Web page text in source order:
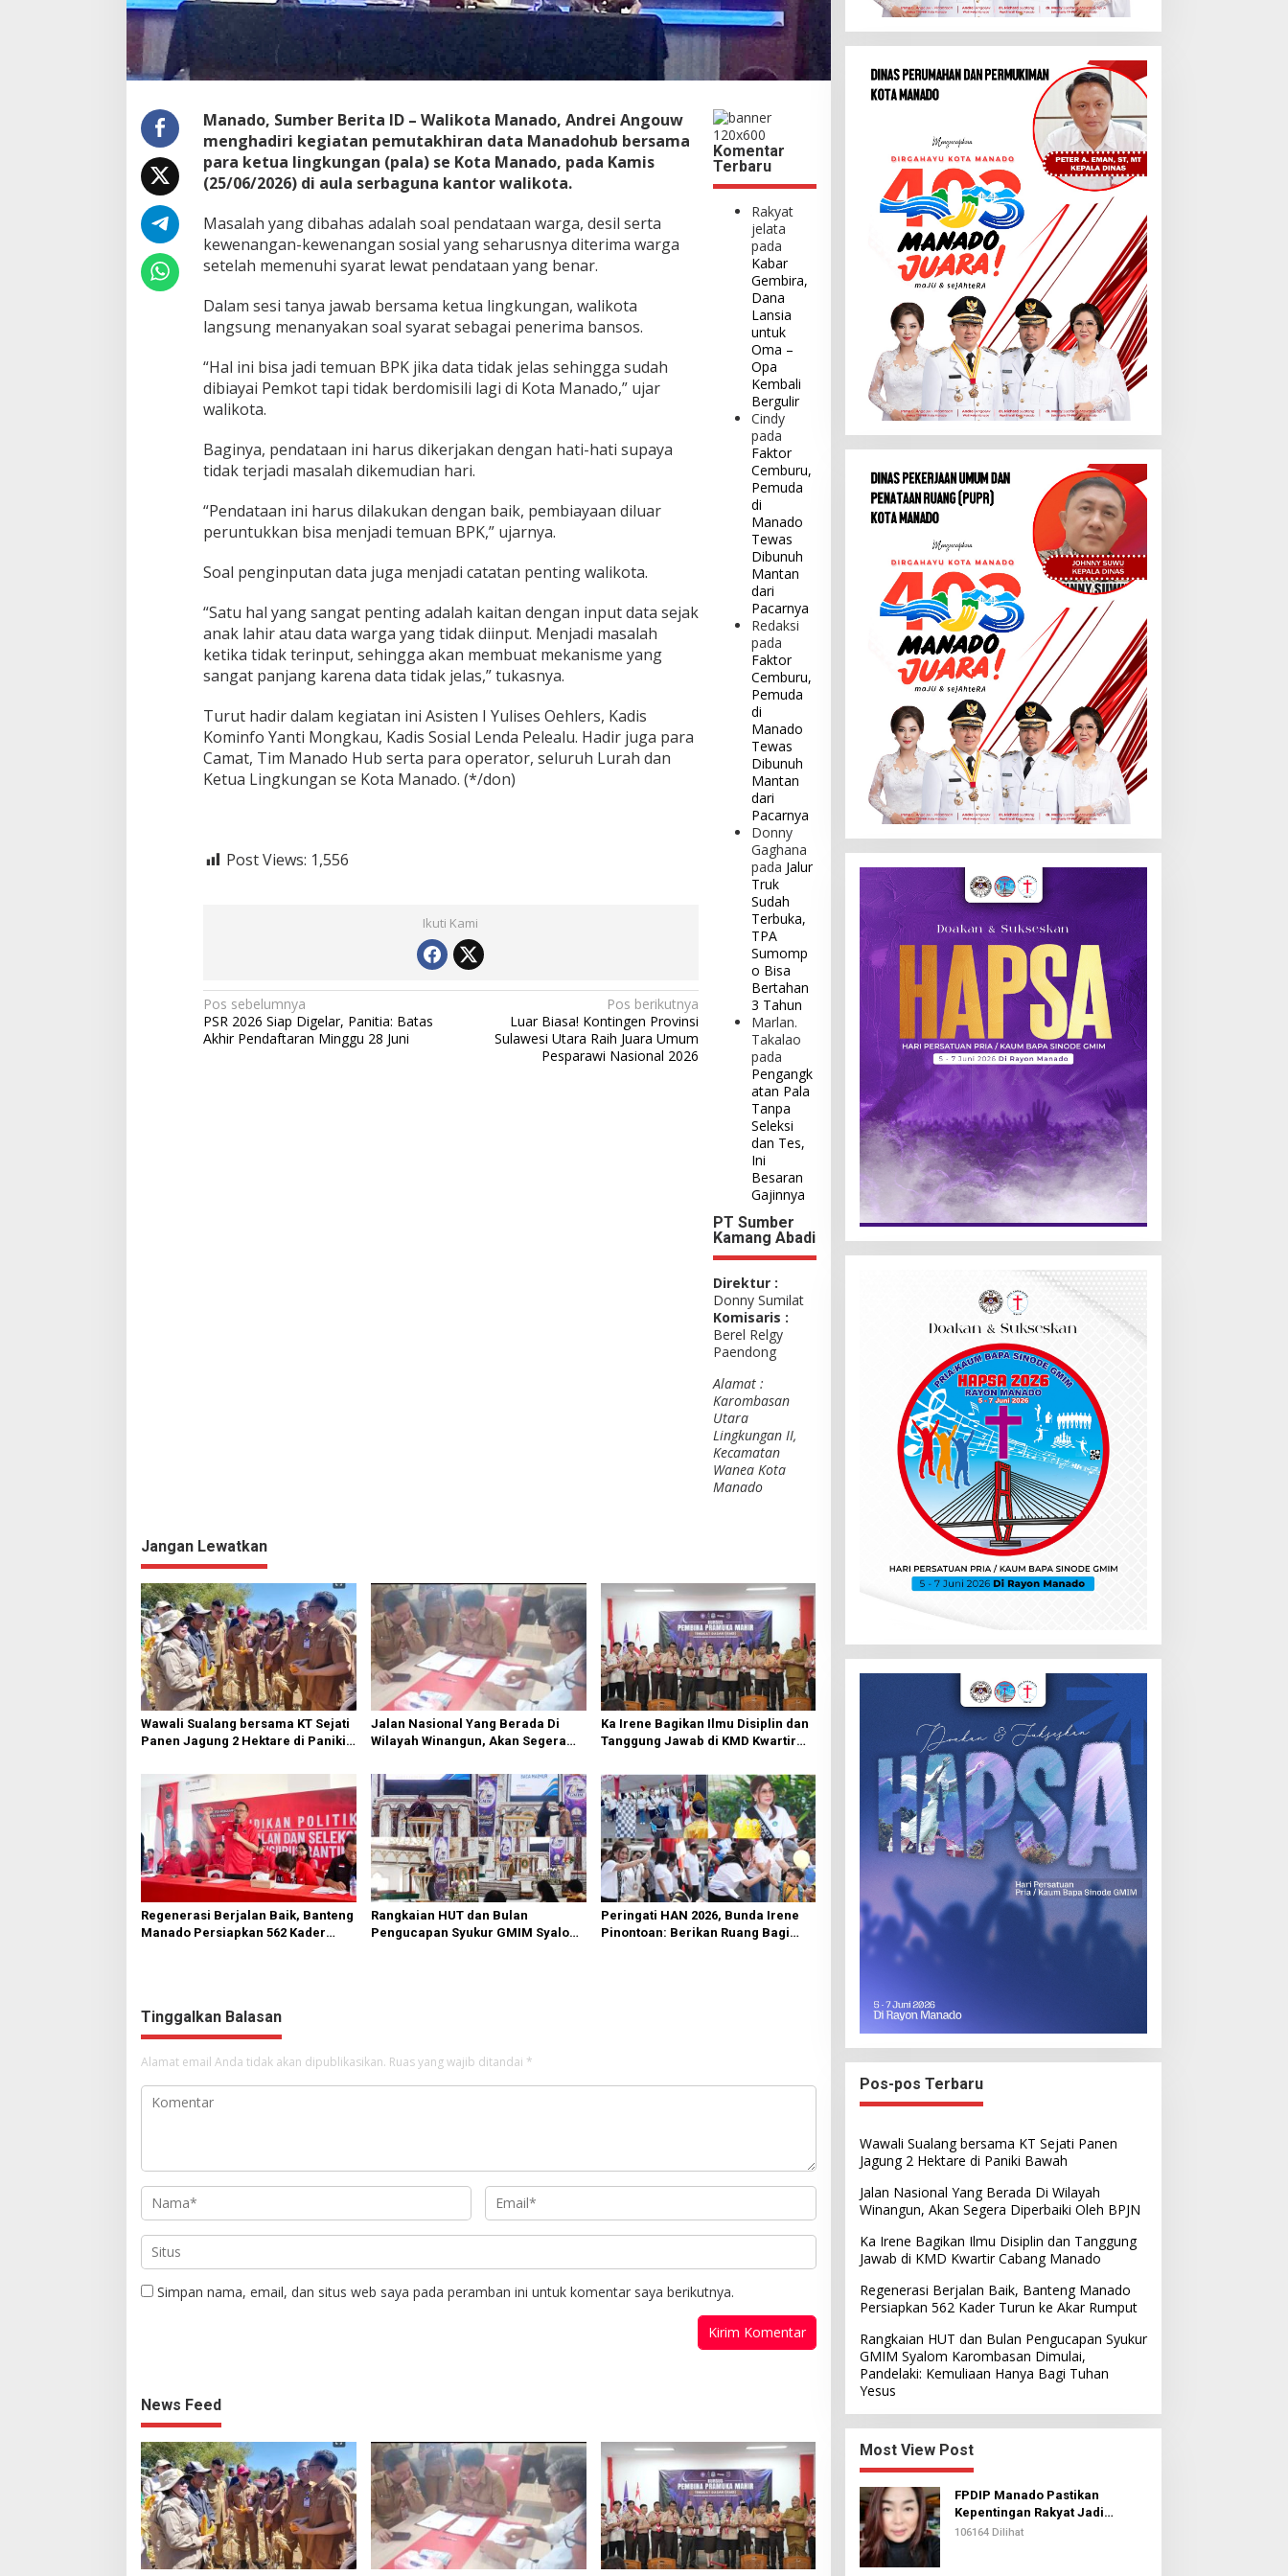
n
p
u
a
n
D
a
t
D
e
s
i
J
a
a
n
m
a
S
a
a
h
Manado, Sumber Berita ID – Walikota Manado, Andrei Angouw
menghadiri kegiatan pemutakhiran data Manadohub bersama
para ketua lingkungan (pala) se Kota Manado, pada Kamis
(25/06/2026) di aula serbaguna kantor walikota.
Masalah yang dibahas adalah soal pendataan warga, desil serta
kewenangan-kewenangan sosial yang seharusnya diterima warga
setelah memenuhi syarat lewat pendataan yang benar.
Dalam sesi tanya jawab bersama ketua lingkungan, walikota
langsung menanyakan soal syarat sebagai penerima bansos.
“Hal ini bisa jadi temuan BPK jika data tidak jelas sehingga sudah
dibiayai Pemkot tapi tidak berdomisili lagi di Kota Manado,” ujar
walikota.
Baginya, pendataan ini harus dikerjakan dengan hati-hati supaya
tidak terjadi masalah dikemudian hari.
“Pendataan ini harus dilakukan dengan baik, pembiayaan diluar
peruntukkan bisa menjadi temuan BPK,” ujarnya.
Soal penginputan data juga menjadi catatan penting walikota.
“Satu hal yang sangat penting adalah kaitan dengan input data sejak
anak lahir atau data warga yang tidak diinput. Menjadi masalah
ketika tidak terinput, sehingga akan membuat mekanisme yang
sangat panjang karena data tidak jelas,” tukasnya.
Turut hadir dalam kegiatan ini Asisten I Yulises Oehlers, Kadis
Kominfo Yanti Mongkau, Kadis Sosial Lenda Pelealu. Hadir juga para
Camat, Tim Manado Hub serta para operator, seluruh Lurah dan
Ketua Lingkungan se Kota Manado. (*/don)
Post Views: 1,556
Ikuti Kami
N
a
Pos sebelumnya
PSR 2026 Siap Digelar, Panitia: Batas
Akhir Pendaftaran Minggu 28 Juni
Pos berikutnya
Luar Biasa! Kontingen Provinsi
Sulawesi Utara Raih Juara Umum
Pesparawi Nasional 2026
Komentar
Terbaru
Rakyat
jelata
pada
Kabar
Gembira,
Dana
Lansia
untuk
Oma –
Opa
Kembali
Bergulir
Cindy
pada
Faktor
Cemburu,
Pemuda
di
Manado
Tewas
Dibunuh
Mantan
dari
Pacarnya
Redaksi
pada
Faktor
Cemburu,
Pemuda
di
Manado
Tewas
Dibunuh
Mantan
dari
Pacarnya
Donny
Gaghana
pada Jalur
Truk
Sudah
Terbuka,
TPA
Sumomp
o Bisa
Bertahan
3 Tahun
Marlan.
Takalao
pada
Pengangk
atan Pala
Tanpa
Seleksi
dan Tes,
Ini
Besaran
Gajinnya
PT Sumber
Kamang Abadi
Direktur :
Donny Sumilat
Komisaris :
Berel Relgy
Paendong
Alamat :
Karombasan
Utara
Lingkungan II,
Kecamatan
Wanea Kota
Manado
Jangan Lewatkan
Wawali Sualang bersama KT Sejati
Panen Jagung 2 Hektare di Paniki
Jalan Nasional Yang Berada Di
Wilayah Winangun, Akan Segera
Ka Irene Bagikan Ilmu Disiplin dan
Tanggung Jawab di KMD Kwartir
Regenerasi Berjalan Baik, Banteng
Manado Persiapkan 562 Kader
Rangkaian HUT dan Bulan
Pengucapan Syukur GMIM Syalom
Peringati HAN 2026, Bunda Irene
Pinontoan: Berikan Ruang Bagi
Tinggalkan Balasan
Alamat email Anda tidak akan dipublikasikan. Ruas yang wajib ditandai *
Simpan nama, email, dan situs web saya pada peramban ini untuk komentar saya berikutnya.
News Feed
Pos-pos Terbaru
Wawali Sualang bersama KT Sejati Panen
Jagung 2 Hektare di Paniki Bawah
Jalan Nasional Yang Berada Di Wilayah
Winangun, Akan Segera Diperbaiki Oleh BPJN
Ka Irene Bagikan Ilmu Disiplin dan Tanggung
Jawab di KMD Kwartir Cabang Manado
Regenerasi Berjalan Baik, Banteng Manado
Persiapkan 562 Kader Turun ke Akar Rumput
Rangkaian HUT dan Bulan Pengucapan Syukur
GMIM Syalom Karombasan Dimulai,
Pandelaki: Kemuliaan Hanya Bagi Tuhan
Yesus
Most View Post
FPDIP Manado Pastikan
Kepentingan Rakyat Jadi
Prioritas Dalam Perjuangan
106164 Dilihat